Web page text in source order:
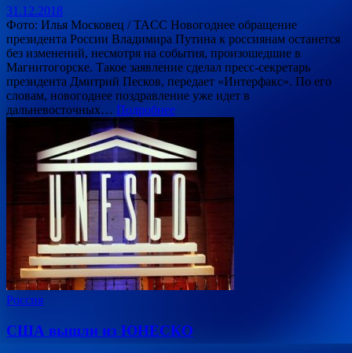
31.12.2018
Фото: Илья Московец / TACC Новогоднее обращение
президента России Владимира Путина к россиянам останется
без изменений, несмотря на события, произошедшие в
Магнитогорске. Такое заявление сделал пресс-секретарь
президента Дмитрий Песков, передает «Интерфакс». По его
словам, новогоднее поздравление уже идет в
дальневосточных… Подробнее
Россия
США вышли из ЮНЕСКО